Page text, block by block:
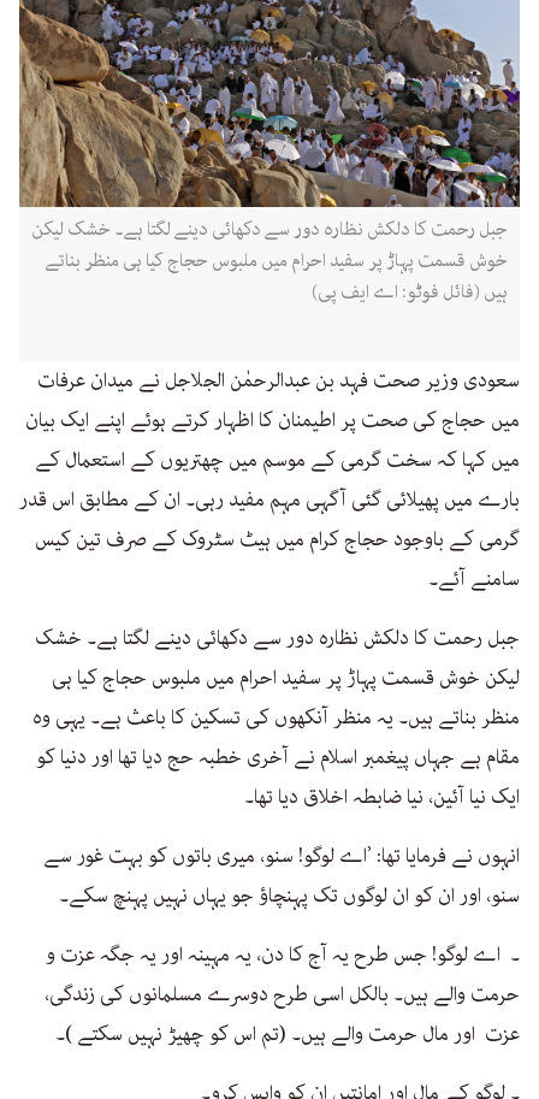
جبل رحمت کا دلکش نظارہ دور سے دکھائی دینے لگتا ہے۔ خشک لیکن
خوش قسمت پہاڑ پر سفید احرام میں ملبوس حجاج کیا ہی منظر بناتے
ہیں (فائل فوٹو: اے ایف پی)
سعودی وزیر صحت فہد بن عبدالرحمٰن الجلاجل نے میدان عرفات
میں حجاج کی صحت پر اطیمنان کا اظہار کرتے ہوئے اپنے ایک بیان
میں کہا کہ سخت گرمی کے موسم میں چھتریوں کے استعمال کے
بارے میں پھیلائی گئی آگہی مہم مفید رہی۔ ان کے مطابق اس قدر
گرمی کے باوجود حجاج کرام میں ہیٹ سٹروک کے صرف تین کیس
سامنے آئے۔
جبل رحمت کا دلکش نظارہ دور سے دکھائی دینے لگتا ہے۔ خشک
لیکن خوش قسمت پہاڑ پر سفید احرام میں ملبوس حجاج کیا ہی
منظر بناتے ہیں۔ یہ منظر آنکھوں کی تسکین کا باعث ہے۔ یہی وہ
مقام ہے جہاں پیغمبر اسلام نے آخری خطبہ حج دیا تھا اور دنیا کو
ایک نیا آئین، نیا ضابطہ اخلاق دیا تھا۔
انہوں نے فرمایا تھا: ’اے لوگو! سنو، میری باتوں کو بہت غور سے
سنو، اور ان کو ان لوگوں تک پہنچاؤ جو یہاں نہیں پہنچ سکے۔
۔ اے لوگو! جس طرح یہ آج کا دن، یہ مہینہ اور یہ جگہ عزت و
حرمت والے ہیں۔ بالکل اسی طرح دوسرے مسلمانوں کی زندگی،
عزت اور مال حرمت والے ہیں۔ (تم اس کو چھیڑ نہیں سکتے )۔